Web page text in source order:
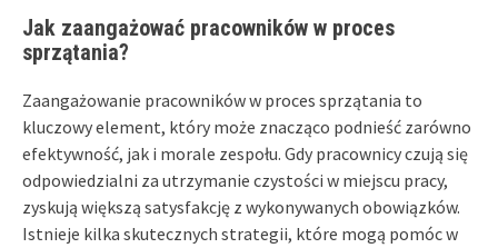
Jak zaangażować pracowników w proces
sprzątania?
Zaangażowanie pracowników w proces sprzątania to
kluczowy element, który może znacząco podnieść zarówno
efektywność, jak i morale zespołu. Gdy pracownicy czują się
odpowiedzialni za utrzymanie czystości w miejscu pracy,
zyskują większą satysfakcję z wykonywanych obowiązków.
Istnieje kilka skutecznych strategii, które mogą pomóc w